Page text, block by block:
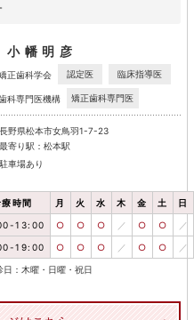
小幡明彦
正歯科学会 認定医 臨床指導医
科専門医機構 矯正歯科専門医
長野県松本市女鳥羽1-7-23
最寄り駅：松本駅
駐車場あり
療時間 月 火 水 木 金 土 日
13:00 ○ ○ ○ ／ ○ ○ ／
19:00 ○ ○ ○ ／ ○ ○ ／
日：木曜・日曜・祝日